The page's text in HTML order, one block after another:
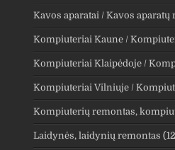
Kavos aparatai / Kavos aparatų
Kompiuteriai Kaune /
Kompiuteriai Klaipėdoje /
Kompiuteriai Vilniuje /
Kompiuterių remontas,
Laidynės, laidynių remontas